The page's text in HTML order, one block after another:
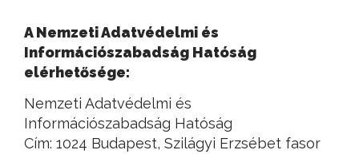
A Nemzeti Adatvédelmi és
Információszabadság Hatóság
elérhetősége:
Nemzeti Adatvédelmi és
Információszabadság Hatóság
Cím: 1024 Budapest, Szilágyi Erzsébet fasor